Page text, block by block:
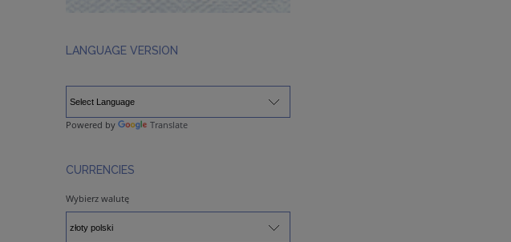
LANGUAGE VERSION
Powered by Translate
CURRENCIES
Wybierz walutę